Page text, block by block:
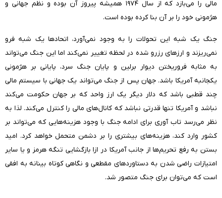
مالی را می‌بازد که از سال ۱۹۷۴ همیشه پیروز آن بوده و نظم جهانی و
هژمونی خود را بر آن بنا کرده بوده است.
جنگ یک شبه این تحولات را به وجود نمی‌آورد، اتحادها یک شبه فرو
نمی‌ریزند و ارزهای رزرو شده در لحظه تغییر نمی‌کند اما این جنگ می‌تواند
به مثابه فروریختن دیوار برلین و پایان جنگ سرد، پایانی بر هژمونی
یکجانبه آمریکا باشد. جهان پس از جنگ می‌تواند یک جهانی با سیستم مالی
چند قطبی باشد که دلار دیگر یک ارز واحد که بر جهان حکومت می‌کند
نباشد و آمریکا تنها قدرتی نباشد که کانال‌های مالی را کنترل می‌کند. لذا به
نظر می‌رسد تاب آوری برای ادامه جنگ با وجود هزینه‌هایی که می‌تواند بر
کشور وارد کند، هزینه‌های بیشتری را بر دشمن متحمل خواهد کرد. امید
بستن به رفع تحریم‌ها از جانب آمریکا در ازا بازگشایی تنگه هرمز و یا سایر
امتیازات راضی شدن به دستاوردهای مقطعی و نگاهی کوتاه بینانه به افقی
است که می‌توان برای جنگ متصور شد.